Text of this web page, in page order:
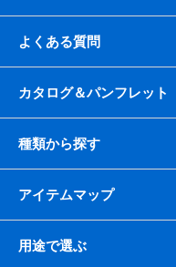
よくある質問
カタログ＆パンフレット
種類から探す
アイテムマップ
用途で選ぶ